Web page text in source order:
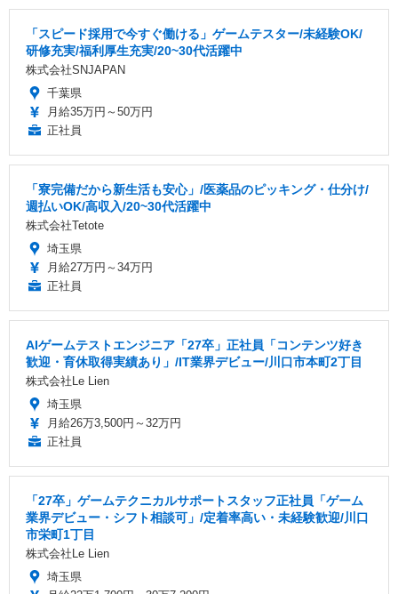
「スピード採用で今すぐ働ける」ゲームテスター/未経験OK/
研修充実/福利厚生充実/20~30代活躍中
株式会社SNJAPAN
千葉県
月給35万円～50万円
正社員
「寮完備だから新生活も安心」/医薬品のピッキング・仕分け/
週払いOK/高収入/20~30代活躍中
株式会社Tetote
埼玉県
月給27万円～34万円
正社員
AIゲームテストエンジニア「27卒」正社員「コンテンツ好き
歓迎・育休取得実績あり」/IT業界デビュー/川口市本町2丁目
株式会社Le Lien
埼玉県
月給26万3,500円～32万円
正社員
「27卒」ゲームテクニカルサポートスタッフ正社員「ゲーム
業界デビュー・シフト相談可」/定着率高い・未経験歓迎/川口
市栄町1丁目
株式会社Le Lien
埼玉県